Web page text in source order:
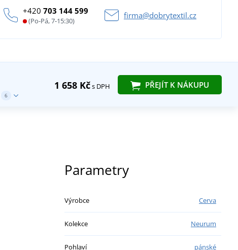
+420703 144 599
(Po-Pá, 7-15:30)
firma@dobrytextil.cz
1 658 Kčs DPH PŘEJÍT K NÁKUPU
6
Parametry
Výrobce Cerva
Kolekce Neurum
Pohlaví pánské